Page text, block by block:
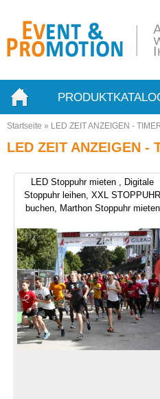
Startseite » LED ZEIT ANZEIGEN -
LED ZEIT ANZEIGEN -
LED Stoppuhr mieten , Digitale
Stoppuhr leihen, XXL STOPPUHR
buchen, Marthon Stoppuhr mieten